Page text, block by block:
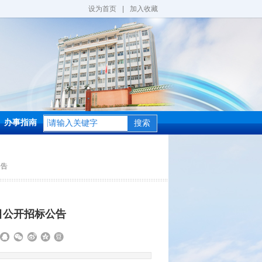
设为首页 加入收藏
搜索
办事指南
开招标公告